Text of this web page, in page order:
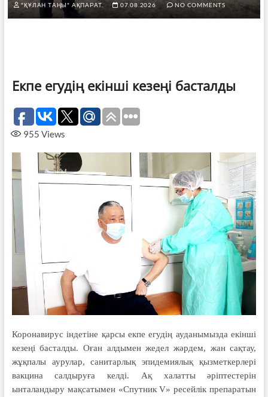
"ҚҰЛАН ТАҢЫ" АҚПАРАТ. 07.08.2026 NO COMMENTS
Екпе егудің екінші кезеңі басталды
955 Views
Коронавирус індетіне қарсы екпе егудің ауданымызда екінші
кезеңі басталды. Оған алдымен жедел жәрдем, жан сақтау,
жұқпалы аурулар, санитарлық эпидемиялық қызметкерлері
вакцина салдыруға келді. Ақ халатты әріптестерін
ынталандыру мақсатымен «Спутник V» ресейлік препаратын